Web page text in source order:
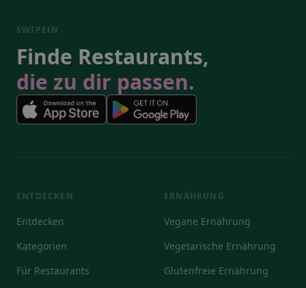
SWIPEIN
Finde Restaurants,
die zu dir passen.
ENTDECKEN
Entdecken
Kategorien
Für Restaurants
ERNÄHRUNG
Vegane Ernährung
Vegetarische Ernährung
Glutenfreie Ernährung